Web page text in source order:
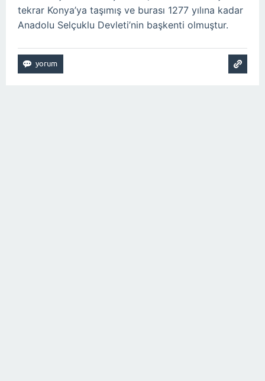
tekrar Konya’ya taşımış ve burası 1277 yılına kadar
Anadolu Selçuklu Devleti’nin başkenti olmuştur.